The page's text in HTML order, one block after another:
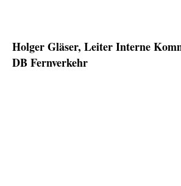
Holger Gläser, Leiter Interne
DB Fernverkehr